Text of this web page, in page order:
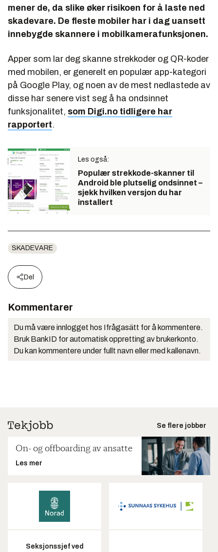
mener de, da slike øker risikoen for å laste ned
skadevare. De fleste mobiler har i dag uansett
innebygde skannere i mobilkamerafunksjonen.
Apper som lar deg skanne strekkoder og QR-koder
med mobilen, er generelt en populær app-kategori
på Google Play, og noen av de mest nedlastede av
disse har senere vist seg å ha ondsinnet
funksjonalitet, som Digi.no tidligere har
rapportert.
Les også:
Populær strekkode-skanner til
Android ble plutselig ondsinnet –
sjekk hvilken versjon du har
installert
SKADEVARE
Del
Kommentarer
Du må være innlogget hos Ifrågasätt for å kommentere.
Bruk BankID for automatisk oppretting av brukerkonto.
Du kan kommentere under fullt navn eller med kallenavn.
Se flere jobber
On- og offboarding av ansatte
Les mer
Seksjonssjef ved